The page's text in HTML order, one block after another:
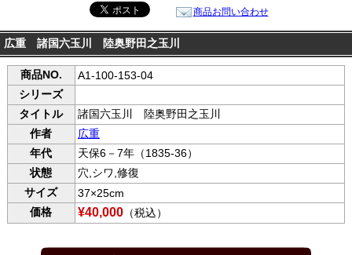
商品お問い合わせ
広重 諸国六玉川 陸奥野田之玉川
商品NO.
A1-100-153-04
シリーズ
タイトル
諸国六玉川 陸奥野田之玉川
作者
広重
年代
天保6－7年（1835-36）
状態
穴,シワ,修復
サイズ
37×25cm
価格
¥40,000（税込）